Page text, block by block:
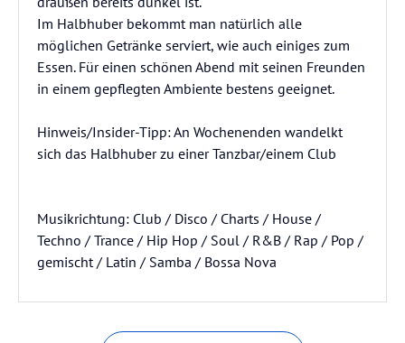
Im Halbhuber bekommt man natürlich alle
möglichen Getränke serviert, wie auch einiges zum
Essen. Für einen schönen Abend mit seinen Freunden
in einem gepflegten Ambiente bestens geeignet.
Hinweis/Insider-Tipp: An Wochenenden wandelkt
sich das Halbhuber zu einer Tanzbar/einem Club
Musikrichtung: Club / Disco / Charts / House /
Techno / Trance / Hip Hop / Soul / R&B / Rap / Pop /
gemischt / Latin / Samba / Bossa Nova